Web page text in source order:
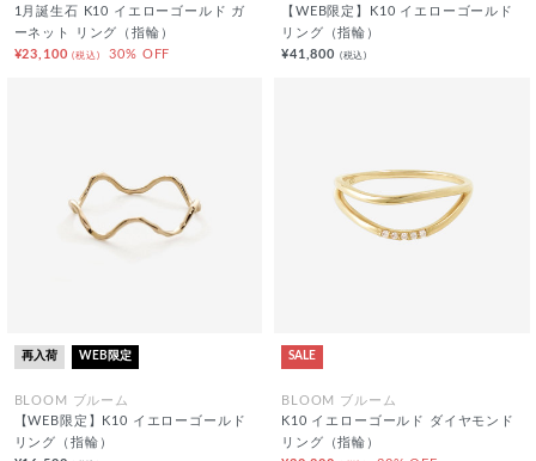
1月誕生石 K10 イエローゴールド ガ
ーネット リング（指輪）
¥23,100(税込) 30% OFF
【WEB限定】K10 イエローゴールド
リング（指輪）
¥41,800 (税込)
再入荷 WEB限定
BLOOM ブルーム
【WEB限定】K10 イエローゴールド
リング（指輪）
SALE
BLOOM ブルーム
K10 イエローゴールド ダイヤモンド
リング（指輪）